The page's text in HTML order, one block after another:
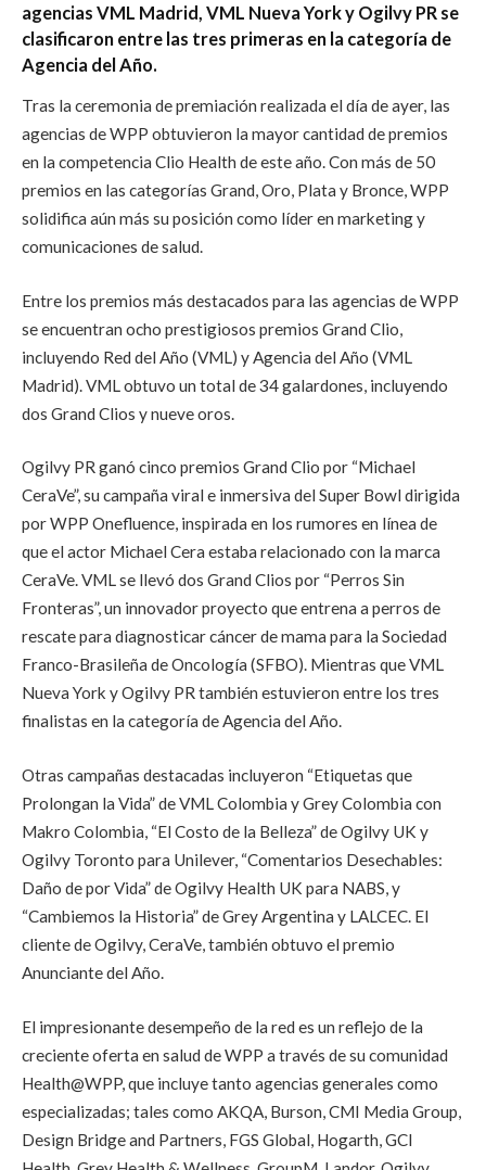
agencias VML Madrid, VML Nueva York y Ogilvy PR se
clasificaron entre las tres primeras en la categoría de
Agencia del Año.
Tras la ceremonia de premiación realizada el día de ayer, las
agencias de WPP obtuvieron la mayor cantidad de premios
en la competencia Clio Health de este año. Con más de 50
premios en las categorías Grand, Oro, Plata y Bronce, WPP
solidifica aún más su posición como líder en marketing y
comunicaciones de salud.
Entre los premios más destacados para las agencias de WPP
se encuentran ocho prestigiosos premios Grand Clio,
incluyendo Red del Año (VML) y Agencia del Año (VML
Madrid). VML obtuvo un total de 34 galardones, incluyendo
dos Grand Clios y nueve oros.
Ogilvy PR ganó cinco premios Grand Clio por “Michael
CeraVe”, su campaña viral e inmersiva del Super Bowl dirigida
por WPP Onefluence, inspirada en los rumores en línea de
que el actor Michael Cera estaba relacionado con la marca
CeraVe. VML se llevó dos Grand Clios por “Perros Sin
Fronteras”, un innovador proyecto que entrena a perros de
rescate para diagnosticar cáncer de mama para la Sociedad
Franco-Brasileña de Oncología (SFBO). Mientras que VML
Nueva York y Ogilvy PR también estuvieron entre los tres
finalistas en la categoría de Agencia del Año.
Otras campañas destacadas incluyeron “Etiquetas que
Prolongan la Vida” de VML Colombia y Grey Colombia con
Makro Colombia, “El Costo de la Belleza” de Ogilvy UK y
Ogilvy Toronto para Unilever, “Comentarios Desechables:
Daño de por Vida” de Ogilvy Health UK para NABS, y
“Cambiemos la Historia” de Grey Argentina y LALCEC. El
cliente de Ogilvy, CeraVe, también obtuvo el premio
Anunciante del Año.
El impresionante desempeño de la red es un reflejo de la
creciente oferta en salud de WPP a través de su comunidad
Health@WPP, que incluye tanto agencias generales como
especializadas; tales como AKQA, Burson, CMI Media Group,
Design Bridge and Partners, FGS Global, Hogarth, GCI